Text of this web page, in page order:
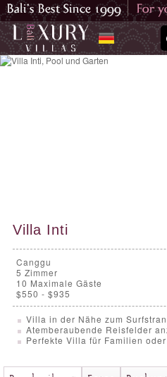
Villa Inti
Canggu
5 Zimmer
10 Maximale Gäste
$550 - $935
Villa in der Nähe zum
Atemberaubende Reisfelder
Perfekte Villa für Familien